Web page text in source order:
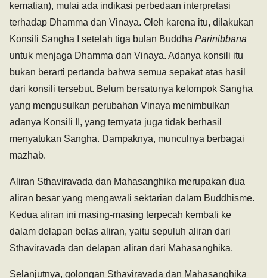
kematian), mulai ada indikasi perbedaan interpretasi
terhadap Dhamma dan Vinaya. Oleh karena itu, dilakukan
Konsili Sangha I setelah tiga bulan Buddha Parinibbana
untuk menjaga Dhamma dan Vinaya. Adanya konsili itu
bukan berarti pertanda bahwa semua sepakat atas hasil
dari konsili tersebut. Belum bersatunya kelompok Sangha
yang mengusulkan perubahan Vinaya menimbulkan
adanya Konsili II, yang ternyata juga tidak berhasil
menyatukan Sangha. Dampaknya, munculnya berbagai
mazhab.
Aliran Sthaviravada dan Mahasanghika merupakan dua
aliran besar yang mengawali sektarian dalam Buddhisme.
Kedua aliran ini masing-masing terpecah kembali ke
dalam delapan belas aliran, yaitu sepuluh aliran dari
Sthaviravada dan delapan aliran dari Mahasanghika.
Selanjutnya, golongan Sthaviravada dan Mahasanghika